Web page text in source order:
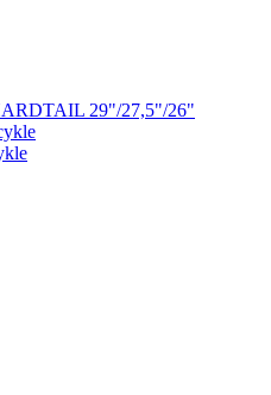
29"/27,5"/26"